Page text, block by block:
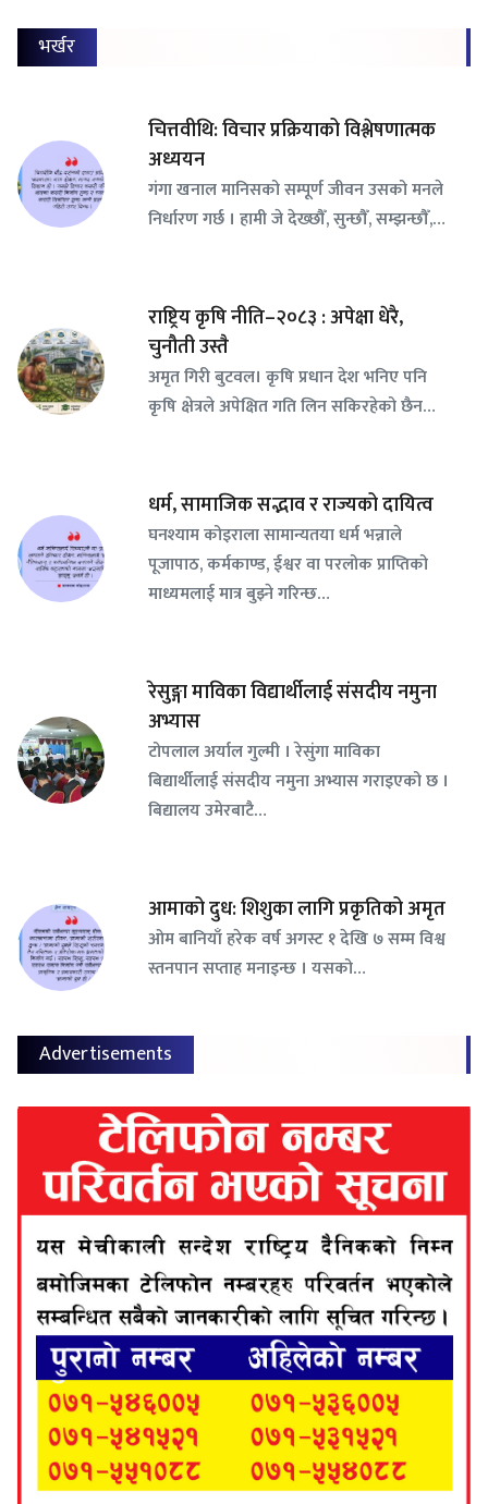
भर्खर
चित्तवीथि: विचार प्रक्रियाको विश्लेषणात्मक
अध्ययन
गंगा खनाल मानिसको सम्पूर्ण जीवन उसको मनले
निर्धारण गर्छ । हामी जे देख्छौँ, सुन्छौँ, सम्झन्छौँ,…
राष्ट्रिय कृषि नीति–२०८३ : अपेक्षा धेरै,
चुनौती उस्तै
अमृत गिरी बुटवल। कृषि प्रधान देश भनिए पनि
कृषि क्षेत्रले अपेक्षित गति लिन सकिरहेको छैन…
धर्म, सामाजिक सद्भाव र राज्यको दायित्व
घनश्याम कोइराला सामान्यतया धर्म भन्नाले
पूजापाठ, कर्मकाण्ड, ईश्वर वा परलोक प्राप्तिको
माध्यमलाई मात्र बुझ्ने गरिन्छ…
रेसुङ्गा माविका विद्यार्थीलाई संसदीय नमुना
अभ्यास
टोपलाल अर्याल गुल्मी । रेसुंगा माविका
बिद्यार्थीलाई संसदीय नमुना अभ्यास गराइएको छ ।
बिद्यालय उमेरबाटै…
आमाको दुध: शिशुका लागि प्रकृतिको अमृत
ओम बानियाँ हरेक वर्ष अगस्ट १ देखि ७ सम्म विश्व
स्तनपान सप्ताह मनाइन्छ । यसको…
Advertisements